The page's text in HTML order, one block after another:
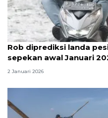
Rob diprediksi landa
sepekan awal Januari
2 Januari 2026